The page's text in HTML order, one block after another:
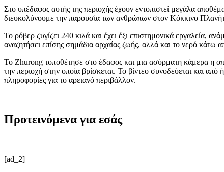
Στο υπέδαφος αυτής της περιοχής έχουν εντοπιστεί μεγάλα
διευκολύνουμε την παρουσία των ανθρώπων στον Κόκκινο
Το ρόβερ ζυγίζει 240 κιλά και έχει έξι επιστημονικά εργαλεία,
αναζητήσει επίσης σημάδια αρχαίας ζωής, αλλά και το νερό κάτω
Το Zhurong τοποθέτησε στο έδαφος και μια ασύρματη κάμερα η
την περιοχή στην οποία βρίσκεται. Το βίντεο συνοδεύεται και
πληροφορίες για το αρειανό περιβάλλον.
Προτεινόμενα για εσάς
[ad_2]